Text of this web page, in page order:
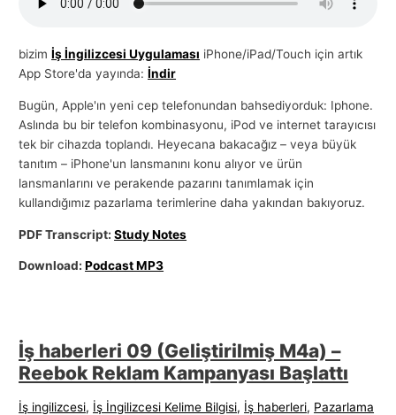
bizimİş İngilizcesi Uygulaması iPhone/iPad/Touch için artık
App Store'da yayında:İndir
Bugün, Apple'ın yeni cep telefonundan bahsediyorduk: Iphone.
Aslında bu bir telefon kombinasyonu, iPod ve internet tarayıcısı
tek bir cihazda toplandı. Heyecana bakacağız – veya büyük
tanıtım – iPhone'un lansmanını konu alıyor ve ürün
lansmanlarını ve perakende pazarını tanımlamak için
kullandığımız pazarlama terimlerine daha yakından bakıyoruz.
PDF Transcript:Study Notes
Download:Podcast MP3
İş haberleri 09 (Geliştirilmiş M4a) –
Reebok Reklam Kampanyası Başlattı
İş ingilizcesi, İş İngilizcesi Kelime Bilgisi, İş haberleri, Pazarlama